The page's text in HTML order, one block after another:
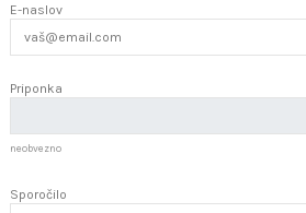
E-naslov
Priponka
neobvezno
Sporočilo